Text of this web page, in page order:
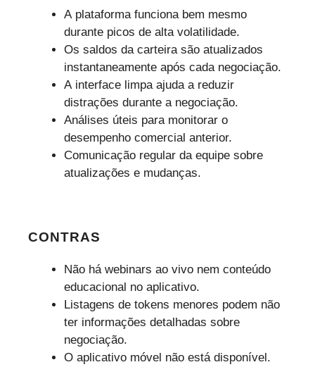
A plataforma funciona bem mesmo
durante picos de alta volatilidade.
Os saldos da carteira são atualizados
instantaneamente após cada negociação.
A interface limpa ajuda a reduzir
distrações durante a negociação.
Análises úteis para monitorar o
desempenho comercial anterior.
Comunicação regular da equipe sobre
atualizações e mudanças.
CONTRAS
Não há webinars ao vivo nem conteúdo
educacional no aplicativo.
Listagens de tokens menores podem não
ter informações detalhadas sobre
negociação.
O aplicativo móvel não está disponível.